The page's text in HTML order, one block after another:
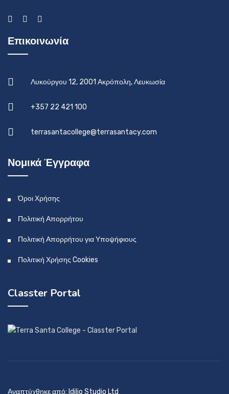
Επικοινωνία
Λυκούργου 12, 2001 Ακρόπολη, Λευκωσία
+357 22 421 100
terrasantacollege@terrasantacy.com
Νομικά Έγγραφα
Όροι Χρήσης
Πολιτική Απορρήτου
Πολιτική Απορρήτου για Υποψήφιους
Πολιτική Χρήσης Cookies
Classter Portal
Αναπτύχθηκε από: Idilio Studio Ltd